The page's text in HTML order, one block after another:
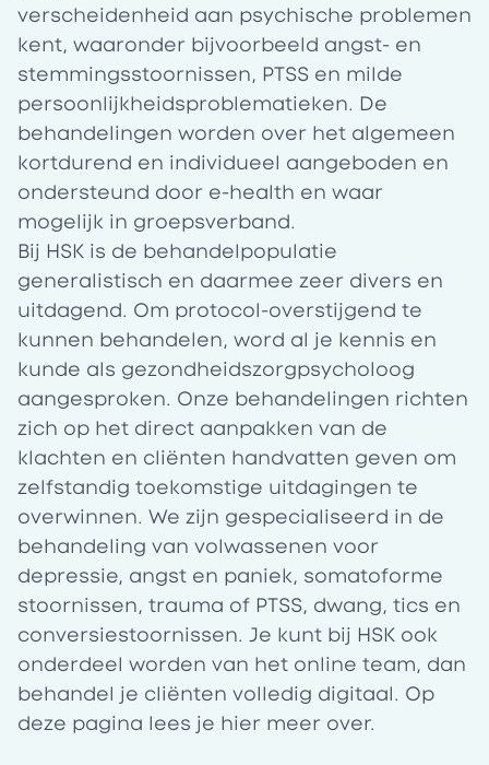
verscheidenheid aan psychische problemen
kent, waaronder bijvoorbeeld angst- en
stemmingsstoornissen, PTSS en milde
persoonlijkheidsproblematieken. De
behandelingen worden over het algemeen
kortdurend en individueel aangeboden en
ondersteund door e-health en waar
mogelijk in groepsverband.
Bij HSK is de behandelpopulatie
generalistisch en daarmee zeer divers en
uitdagend. Om protocol-overstijgend te
kunnen behandelen, word al je kennis en
kunde als gezondheidszorgpsycholoog
aangesproken. Onze behandelingen richten
zich op het direct aanpakken van de
klachten en cliënten handvatten geven om
zelfstandig toekomstige uitdagingen te
overwinnen. We zijn gespecialiseerd in de
behandeling van volwassenen voor
depressie, angst en paniek, somatoforme
stoornissen, trauma of PTSS, dwang, tics en
conversiestoornissen. Je kunt bij HSK ook
onderdeel worden van het online team, dan
behandel je cliënten volledig digitaal. Op
deze pagina lees je hier meer over.